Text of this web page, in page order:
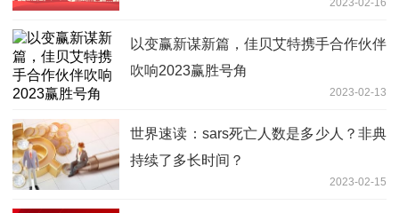
以变赢新谋新篇，佳贝艾特携手合作伙伴
吹响2023赢胜号角
2023-02-13
世界速读：sars死亡人数是多少人？非典
持续了多长时间？
2023-02-15